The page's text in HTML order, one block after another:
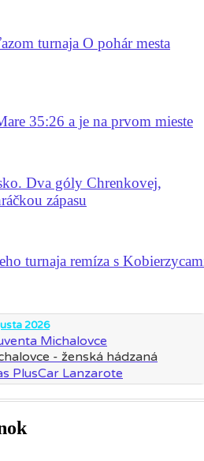
turnaja O pohár mesta
35:26 a je na prvom mieste
Dva góly Chrenkovej,
zápasu
turnaja remíza s
2026
Michalovce
PlusCar Lanzarote